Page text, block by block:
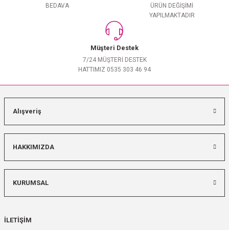
BEDAVA
ÜRÜN DEĞİŞİMİ
YAPILMAKTADIR
Müşteri Destek
7/24 MÜŞTERİ DESTEK
HATTIMIZ 0535 303 46 94
Alışveriş
HAKKIMIZDA
KURUMSAL
İLETİŞİM